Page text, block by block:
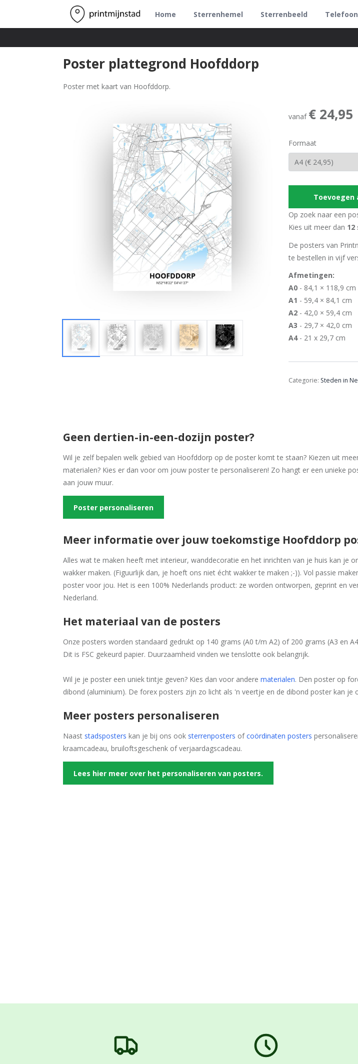
Home Sterrenhemel Sterrenbeeld
Poster plattegrond Hoofddorp
Poster met kaart van Hoofddorp.
vanaf € 24,95
Formaat
Toevoegen
Op zoek naar een
Kies uit meer dan 12
De posters van
te bestellen in vijf
Afmetingen:
A0- 84,1 × 118,9 cm
A1 - 59,4 × 84,1 cm
A2- 42,0 × 59,4 cm
A3 - 29,7 × 42,0 cm
A4- 21 x 29,7 cm
Categorie: Steden in
Geen dertien-in-een-dozijn poster?
Wil je zelf bepalen welk gebied van Hoofddorp op de poster komt te staan? Kiezen uit
materialen? Kies er dan voor om jouw poster te personaliseren! Zo hangt er een unieke
aan jouw muur.
Poster personaliseren
Meer informatie over jouw toekomstige Hoofddorp
Alles wat te maken heeft met interieur, wanddecoratie en het inrichten van je huis kan je
wakker maken. (Figuurlijk dan, je hoeft ons niet écht wakker te maken ;-)). Vol passie
poster voor jou. Het is een 100% Nederlands product: ze worden ontworpen, geprint en
Nederland.
Het materiaal van de posters
Onze posters worden standaard gedrukt op 140 grams (A0 t/m A2) of 200 grams (A3 en
Dit is FSC gekeurd papier. Duurzaamheid vinden we tenslotte ook belangrijk.
Wil je je poster een uniek tintje geven? Kies dan voor andere materialen. Den poster op
dibond (aluminium). De forex posters zijn zo licht als 'n veertje en de dibond poster kan je
Meer posters personaliseren
Naast stadsposters kan je bij ons ook sterrenposters ofcoördinaten posters
kraamcadeau, bruiloftsgeschenk of verjaardagscadeau.
Lees hier meer over het personaliseren van posters.